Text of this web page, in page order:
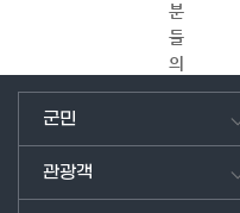
분
들
의
의
을
군민
관광객